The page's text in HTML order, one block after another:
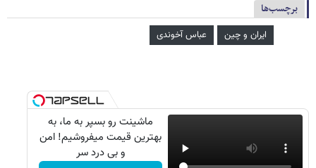
برچسب‌ها
ایران و چین عباس آخوندی
ماشینت رو بسپر به ما، به
بهترین قیمت میفروشیم! امن
و بی درد سر